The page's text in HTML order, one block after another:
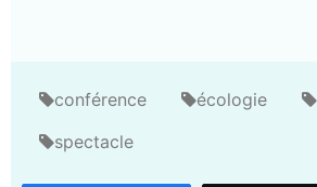
conférence écologie
spectacle